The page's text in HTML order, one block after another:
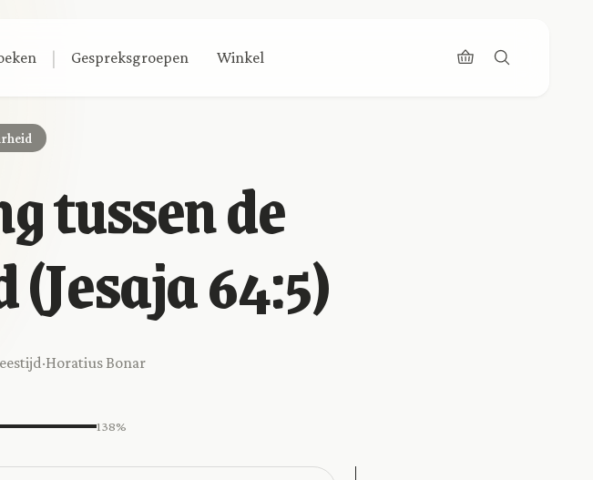
| Gespreksgroepen Winkel
tussen de
64:5)
·Horatius Bonar
138%